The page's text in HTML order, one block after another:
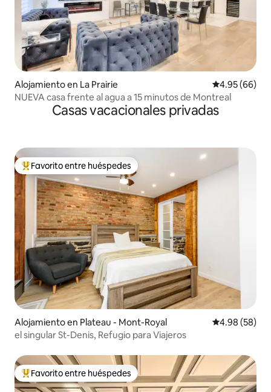
Alojamiento en La Prairie Calificación
4.95 (66)
NUEVA casa frente al agua a 15 minutos de Montreal
Casas vacacionales privadas
Favorito entre huéspedes preferido
Favorito entre huéspedes
Alojamiento en Plateau - Mont-Royal Calificación
4.98 (58)
el singular St-Denis, Refugio para Viajeros
Favorito entre huéspedes preferido
Favorito entre huéspedes